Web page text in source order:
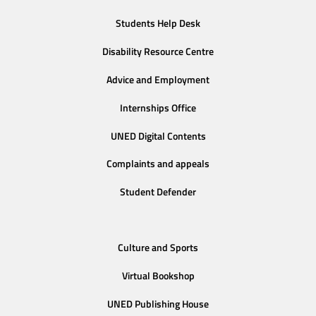
Students Help Desk
Disability Resource Centre
Advice and Employment
Internships Office
UNED Digital Contents
Complaints and appeals
Student Defender
Culture and Sports
Virtual Bookshop
UNED Publishing House